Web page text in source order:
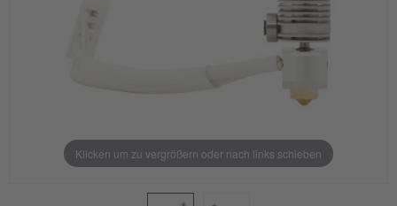
Klicken um zu vergrößern oder nach links schieben